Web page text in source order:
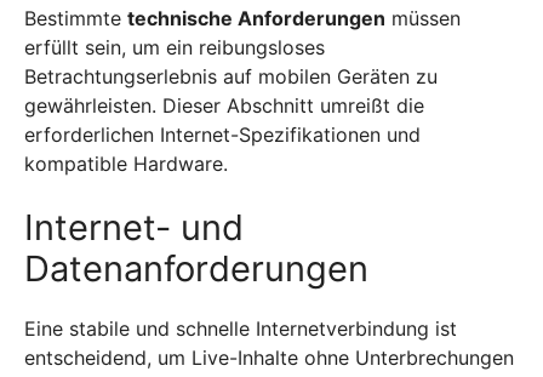
Bestimmte technische Anforderungen müssen
erfüllt sein, um ein reibungsloses
Betrachtungserlebnis auf mobilen Geräten zu
gewährleisten. Dieser Abschnitt umreißt die
erforderlichen Internet-Spezifikationen und
kompatible Hardware.
Internet- und
Datenanforderungen
Eine stabile und schnelle Internetverbindung ist
entscheidend, um Live-Inhalte ohne Unterbrechungen